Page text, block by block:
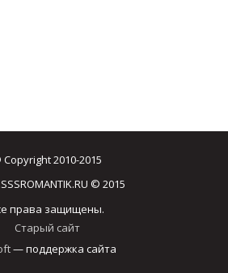
2010-2015
© 2015
права защищены.
Старый сайт
— поддержка сайта